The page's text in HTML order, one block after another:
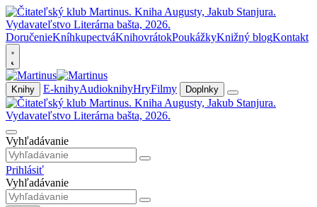
DoručenieKníhkupectváKnihovrátokPoukážkyKnižný blogKontakt
Knihy E-knihyAudioknihyHryFilmy Doplnky
Vyhľadávanie
Prihlásiť
Vyhľadávanie